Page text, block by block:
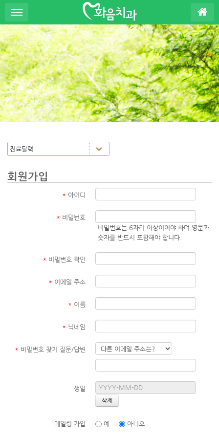
S
u
b
P
r
o
m
o
t
i
회원가입
* 아이디
* 비밀번호
비밀번호는 6자리 이상이어야 하며 영문과
숫자를 반드시 포함해야 합니다.
* 비밀번호 확인
* 이메일 주소
* 이름
* 닉네임
* 비밀번호 찾기 질문/답변
생일
메일링 가입 예 아니오